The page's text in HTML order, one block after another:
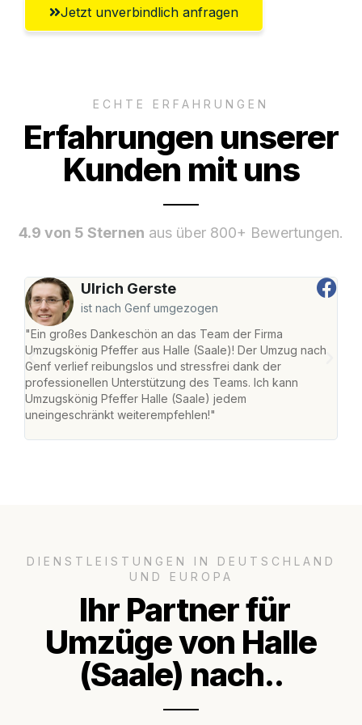
Jetzt unverbindlich anfragen
ECHTE ERFAHRUNGEN
Erfahrungen unserer
Kunden mit uns
4.9 von 5 Sternen aus über 800+ Bewertungen.
Ulrich Gerste
ist nach Genf umgezogen
"Ein großes Dankeschön an das Team der Firma
Umzugskönig Pfeffer aus Halle (Saale)! Der Umzug nach
Genf verlief reibungslos und stressfrei dank der
professionellen Unterstützung des Teams. Ich kann
Umzugskönig Pfeffer Halle (Saale) jedem
uneingeschränkt weiterempfehlen!"
DIENSTLEISTUNGEN IN DEUTSCHLAND
UND EUROPA
Ihr Partner für
Umzüge von Halle
(Saale) nach..